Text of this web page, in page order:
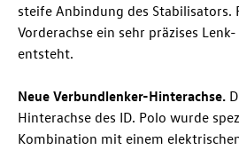
steife Anbindung des Stabilisators.
Vorderachse ein sehr präzises
entsteht.
Neue Verbundlenker-Hinterachse.
Hinterachse des ID. Polo wurde
Kombination mit einem